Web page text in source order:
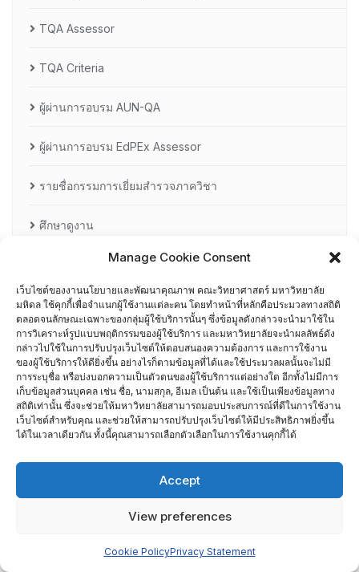
Manage Cookie Consent
เว็บไซต์ของงานนโยบายและพัฒนาคุณภาพ คณะวิทยาศาสตร์ มหาวิทยาลัย
มหิดล ใช้คุกกี้เพื่อจำแนกผู้ใช้งานแต่ละคน โดยทำหน้าที่หลักคือประมวลทางสถิติ
ตลอดจนลักษณะเฉพาะของกลุ่มผู้ใช้บริการนั้นๆ ซึ่งข้อมูลดังกล่าวจะนำมาใช้ใน
การวิเคราะห์รูปแบบพฤติกรรมของผู้ใช้บริการ และมหาวิทยาลัยจะนำผลลัพธ์ดัง
กล่าวไปใช้ในการปรับปรุงเว็บไซต์ให้ตอบสนองความต้องการ และการใช้งาน
ของผู้ใช้บริการให้ดียิ่งขึ้น อย่างไรก็ตามข้อมูลที่ได้และใช้ประมวลผลนั้นจะไม่มี
การระบุชื่อ หรือบ่งบอกความเป็นตัวตนของผู้ใช้บริการแต่อย่างใด อีกทั้งไม่มีการ
เก็บข้อมูลส่วนบุคคล เช่น ชื่อ, นามสกุล, อีเมล เป็นต้น และใช้เป็นเพียงข้อมูลทาง
สถิติเท่านั้น ซึ่งจะช่วยให้มหาวิทยาลัยสามารถมอบประสบการณ์ที่ดีในการใช้งาน
เว็บไซต์สำหรับคุณ และช่วยให้สามารถปรับปรุงเว็บไซต์ให้มีประสิทธิภาพยิ่งขึ้น
ได้ในเวลาเดียวกัน ทั้งนี้คุณสามารถเลือกตัวเลือกในการใช้งานคุกกี้ได้
Accept
View preferences
Cookie PolicyPrivacy Statement
TQA Assessor
TQA Criteria
ผู้ผ่านการอบรม AUN-QA
ผู้ผ่านการอบรม EdPEx Assessor
รายชื่อกรรมการเยี่ยมสำรวจภาควิชา
ศึกษาดูงาน
กรรมการบริหารความเสี่ยง
การอบรมพัฒนาหัวหน้าภาควิชา (HDP)
คณะกรรมการรับเรื่องร้องเรียน
คณะผู้บริหารคณะวิทยาศาสตร์ ที่ผ่านการอบรมด้านพัฒนา
คุณภาพ
ผู้ตรวจประเมิน MUQD